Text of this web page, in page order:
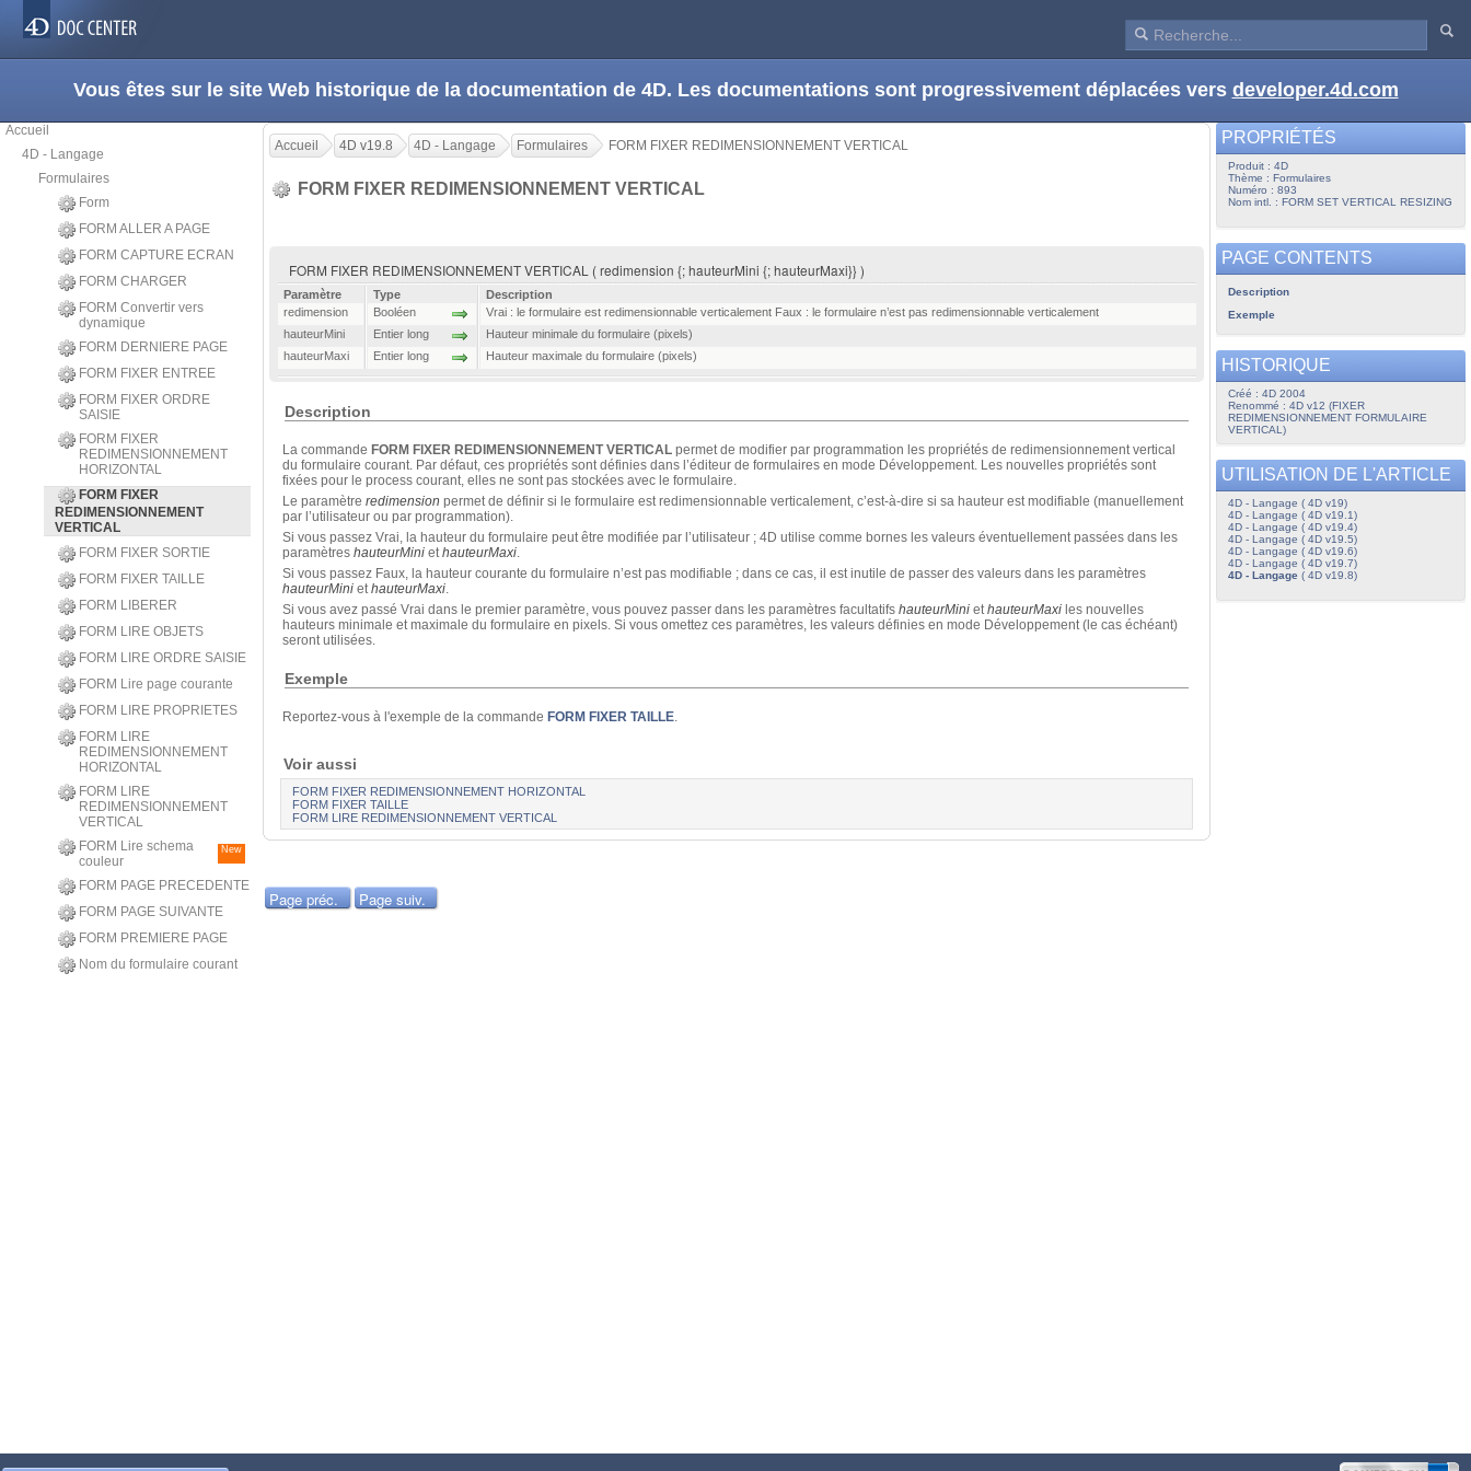
Vous êtes sur le site Web historique de la documentation de 4D. Les documentations sont progressivement déplacées vers developer.4d.com
Accueil
4D - Langage
Formulaires
Form
FORM ALLER A PAGE
FORM CAPTURE ECRAN
FORM CHARGER
FORM Convertir vers
dynamique
FORM DERNIERE PAGE
FORM FIXER ENTREE
FORM FIXER ORDRE
SAISIE
FORM FIXER
REDIMENSIONNEMENT
HORIZONTAL
FORM FIXER
REDIMENSIONNEMENT
VERTICAL
FORM FIXER SORTIE
FORM FIXER TAILLE
FORM LIBERER
FORM LIRE OBJETS
FORM LIRE ORDRE SAISIE
FORM Lire page courante
FORM LIRE PROPRIETES
FORM LIRE
REDIMENSIONNEMENT
HORIZONTAL
FORM LIRE
REDIMENSIONNEMENT
VERTICAL
FORM Lire schema
couleur
New
FORM PAGE PRECEDENTE
FORM PAGE SUIVANTE
FORM PREMIERE PAGE
Nom du formulaire courant
Accueil 4D v19.8 4D - Langage Formulaires FORM FIXER REDIMENSIONNEMENT VERTICAL
FORM FIXER REDIMENSIONNEMENT VERTICAL
FORM FIXER REDIMENSIONNEMENT VERTICAL ( redimension {; hauteurMini {; hauteurMaxi}} )
Paramètre Type
Description
redimension
Booléen
Vrai : le formulaire est redimensionnable verticalement Faux : le formulaire n’est pas redimensionnable verticalement
hauteurMini
Entier long
Hauteur minimale du formulaire (pixels)
hauteurMaxi
Entier long Hauteur maximale du formulaire (pixels)
Description
La commande FORM FIXER REDIMENSIONNEMENT VERTICAL permet de modifier par programmation les propriétés de redimensionnement vertical
du formulaire courant. Par défaut, ces propriétés sont définies dans l’éditeur de formulaires en mode Développement. Les nouvelles propriétés sont
fixées pour le process courant, elles ne sont pas stockées avec le formulaire.
Le paramètre redimension permet de définir si le formulaire est redimensionnable verticalement, c’est-à-dire si sa hauteur est modifiable (manuellement
par l’utilisateur ou par programmation).
Si vous passez Vrai, la hauteur du formulaire peut être modifiée par l’utilisateur ; 4D utilise comme bornes les valeurs éventuellement passées dans les
paramètres hauteurMini ethauteurMaxi.
Si vous passez Faux, la hauteur courante du formulaire n’est pas modifiable ; dans ce cas, il est inutile de passer des valeurs dans les paramètres
hauteurMini ethauteurMaxi.
Si vous avez passé Vrai dans le premier paramètre, vous pouvez passer dans les paramètres facultatifs hauteurMini ethauteurMaxi les nouvelles
hauteurs minimale et maximale du formulaire en pixels. Si vous omettez ces paramètres, les valeurs définies en mode Développement (le cas échéant)
seront utilisées.
Exemple
Reportez-vous à l'exemple de la commande FORM FIXER TAILLE
Voir aussi
FORM FIXER REDIMENSIONNEMENT HORIZONTAL
FORM FIXER TAILLE
FORM LIRE REDIMENSIONNEMENT VERTICAL
Page préc. Page suiv.
PROPRIÉTÉS
Produit : 4D
Thème : Formulaires
Numéro : 893
Nom intl. : FORM SET VERTICAL RESIZING
PAGE CONTENTS
Description
Exemple
HISTORIQUE
Créé : 4D 2004
Renommé : 4D v12 (FIXER
REDIMENSIONNEMENT FORMULAIRE
VERTICAL)
UTILISATION DE L'ARTICLE
4D - Langage ( 4D v19)
4D - Langage ( 4D v19.1)
4D - Langage ( 4D v19.4)
4D - Langage ( 4D v19.5)
4D - Langage ( 4D v19.6)
4D - Langage ( 4D v19.7)
4D - Langage( 4D v19.8)